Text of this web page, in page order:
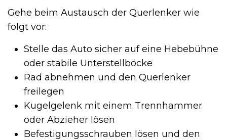
Gehe beim Austausch der Querlenker wie
folgt vor:
Stelle das Auto sicher auf eine Hebebühne
oder stabile Unterstellböcke
Rad abnehmen und den Querlenker
freilegen
Kugelgelenk mit einem Trennhammer
oder Abzieher lösen
Befestigungsschrauben lösen und den